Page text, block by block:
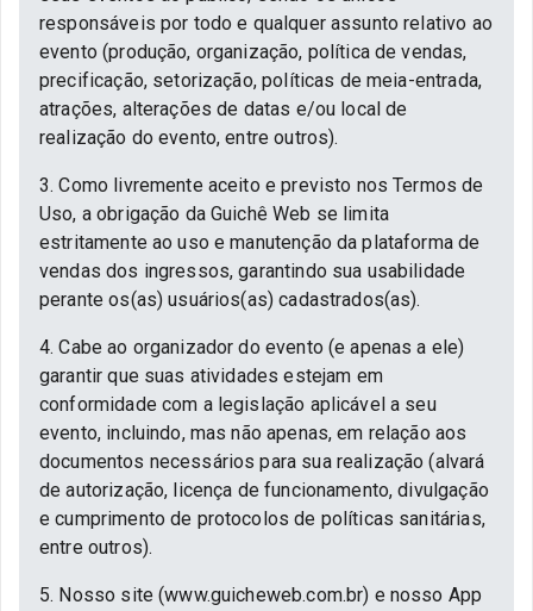
responsáveis por todo e qualquer assunto relativo ao
evento (produção, organização, política de vendas,
precificação, setorização, políticas de meia-entrada,
atrações, alterações de datas e/ou local de
realização do evento, entre outros).
3. Como livremente aceito e previsto nos Termos de
Uso, a obrigação da Guichê Web se limita
estritamente ao uso e manutenção da plataforma de
vendas dos ingressos, garantindo sua usabilidade
perante os(as) usuários(as) cadastrados(as).
4. Cabe ao organizador do evento (e apenas a ele)
garantir que suas atividades estejam em
conformidade com a legislação aplicável a seu
evento, incluindo, mas não apenas, em relação aos
documentos necessários para sua realização (alvará
de autorização, licença de funcionamento, divulgação
e cumprimento de protocolos de políticas sanitárias,
entre outros).
5. Nosso site (www.guicheweb.com.br) e nosso App